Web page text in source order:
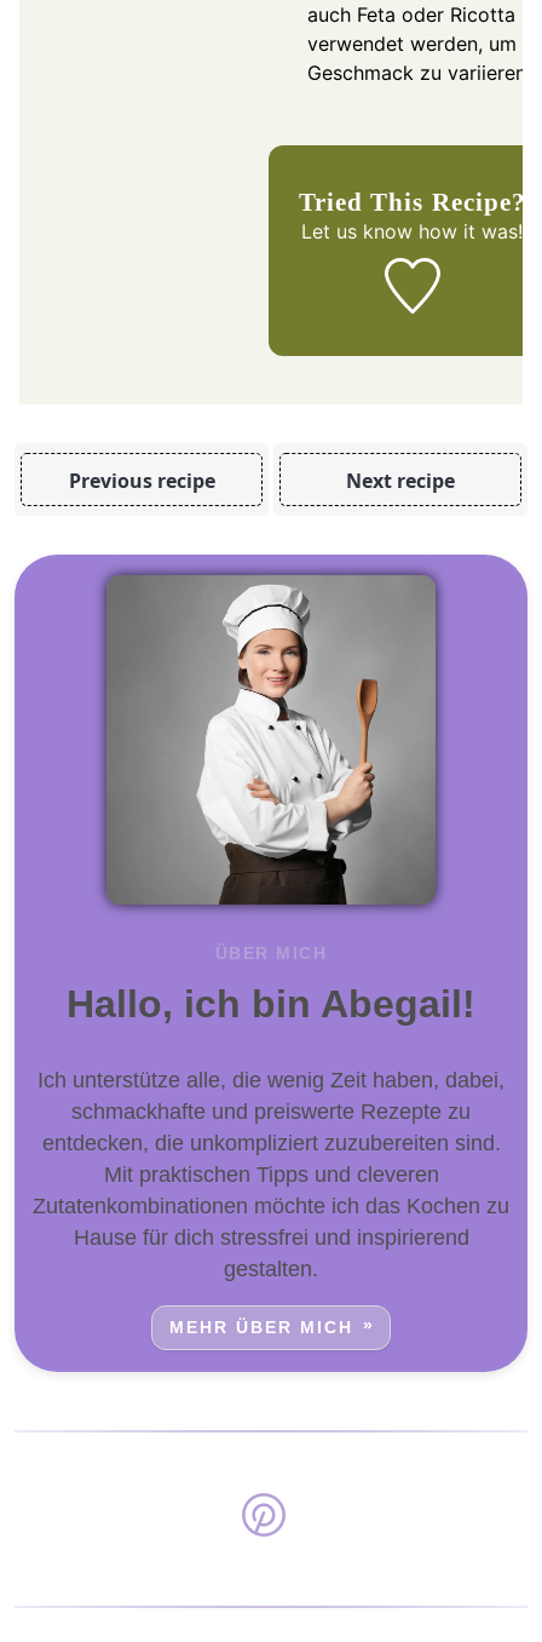
auch Feta oder Ricotta
verwendet werden, um
Geschmack zu variieren.
Tried This Recipe?
Let us know how it was!
Previous recipe Next recipe
ÜBER MICH
Hallo, ich bin Abegail!
Ich unterstütze alle, die wenig Zeit haben, dabei,
schmackhafte und preiswerte Rezepte zu
entdecken, die unkompliziert zuzubereiten sind.
Mit praktischen Tipps und cleveren
Zutatenkombinationen möchte ich das Kochen zu
Hause für dich stressfrei und inspirierend
gestalten.
MEHR ÜBER MICH